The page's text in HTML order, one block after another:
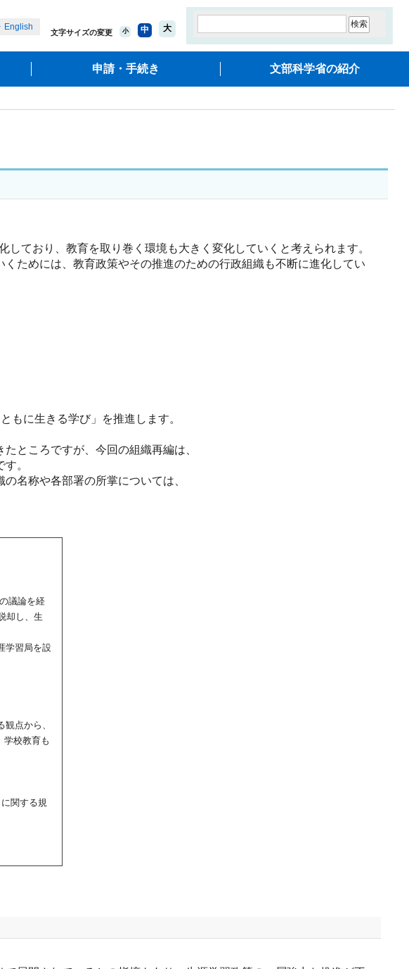
English
文字サイズの変更 小 中 大
申請・手続き 文部科学省の紹介
ており、教育を取り巻く環境も大きく変化していくと考えられます。
ためには、教育政策やその推進のための行政組織も不断に進化してい
もに生きる学び」を推進します。
ところですが、今回の組織再編は、
。
名称や各部署の所掌については、
議論を経
却し、生
学習局を設
点から、
学校教育も
関する規